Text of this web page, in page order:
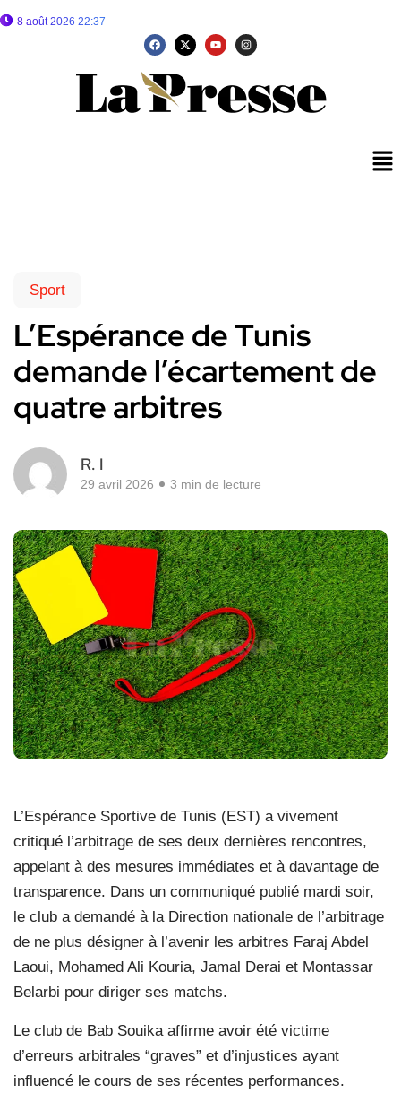
8 août 2026 22:37
Sport
L’Espérance de Tunis
demande l’écartement de
quatre arbitres
R. I
29 avril 2026 3 min de lecture
L’Espérance Sportive de Tunis (EST) a vivement
critiqué l’arbitrage de ses deux dernières rencontres,
appelant à des mesures immédiates et à davantage de
transparence. Dans un communiqué publié mardi soir,
le club a demandé à la Direction nationale de l’arbitrage
de ne plus désigner à l’avenir les arbitres Faraj Abdel
Laoui, Mohamed Ali Kouria, Jamal Derai et Montassar
Belarbi pour diriger ses matchs.
Le club de Bab Souika affirme avoir été victime
d’erreurs arbitrales “graves” et d’injustices ayant
influencé le cours de ses récentes performances.